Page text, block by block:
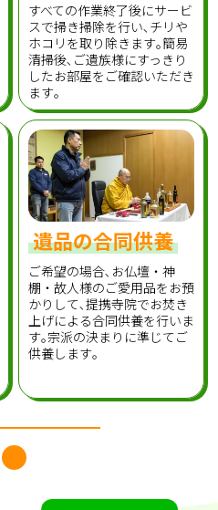
すべての作業終了後にサービ
スで掃き掃除を行い､チリや
ホコリを取り除きます｡簡易
清掃後､ご遺族様にすっきり
したお部屋をご確認いただき
ます｡
遺品の合同供養
ご希望の場合､お仏壇・神
棚・故人様のご愛用品をお預
かりして､提携寺院でお焚き
上げによる合同供養を行いま
す｡宗派の決まりに準じてご
供養します｡